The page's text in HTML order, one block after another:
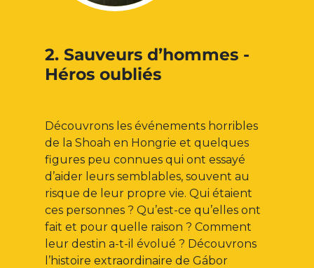
2. Sauveurs d’hommes -
Héros oubliés
Découvrons les événements horribles
de la Shoah en Hongrie et quelques
figures peu connues qui ont essayé
d’aider leurs semblables, souvent au
risque de leur propre vie. Qui étaient
ces personnes ? Qu’est-ce qu’elles ont
fait et pour quelle raison ? Comment
leur destin a-t-il évolué ? Découvrons
l’histoire extraordinaire de Gábor